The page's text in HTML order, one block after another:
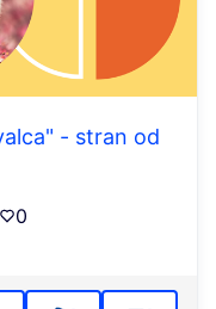
- stran od
0